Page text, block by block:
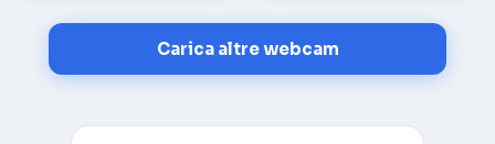
Carica altre webcam